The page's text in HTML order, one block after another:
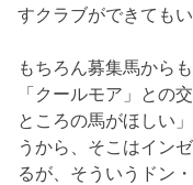
すクラブができてもい
もちろん募集馬から
「クールモア」との
ところの馬がほしい
うから、そこはイン
るが、そういうドン